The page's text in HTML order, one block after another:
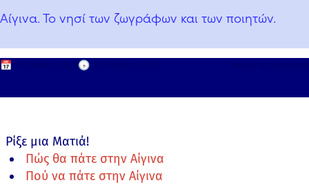
Αίγινα. Το νησί των ζωγράφων και των ποιητών.
📅 🕟
Ρίξε μια Ματιά!
Πώς θα πάτε στην Αίγινα
Πού να πάτε στην Αίγινα